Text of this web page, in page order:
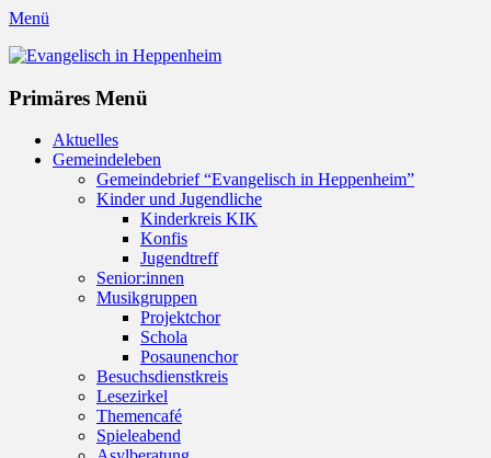
Menü
Evangelisch in Heppenheim
Primäres Menü
Zum
Inhalt
Aktuelles
Gemeindeleben
Gemeindebrief “Evangelisch in Heppenheim”
Kinder und Jugendliche
Kinderkreis KIK
Konfis
Jugendtreff
Senior:innen
Musikgruppen
Projektchor
Schola
Posaunenchor
Besuchsdienstkreis
Lesezirkel
Themencafé
Spieleabend